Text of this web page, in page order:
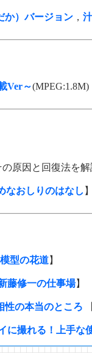
か）バージョン ，
Ver～(MPEG:1.8M)
原因と回復法を
なおしりのはなし
模型の花道】
藤修一の仕事場】
性の本当のところ
に撮れる！上手な